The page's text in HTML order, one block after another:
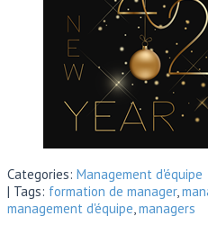
Categories: Management d'équipe
| Tags: formation de manager,
management d'équipe managers